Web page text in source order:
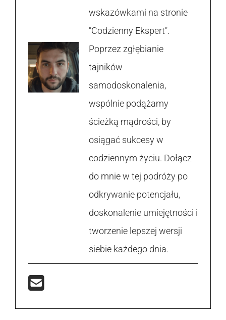
wskazówkami na stronie
"Codzienny Ekspert".
Poprzez zgłębianie
tajników
samodoskonalenia,
wspólnie podążamy
ścieżką mądrości, by
osiągać sukcesy w
codziennym życiu. Dołącz
do mnie w tej podróży po
odkrywanie potencjału,
doskonalenie umiejętności i
tworzenie lepszej wersji
siebie każdego dnia.